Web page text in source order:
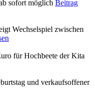
sofort möglich Beitrag
Wechselspiel zwischen
für Hochbeete der Kita
und verkaufsoffener